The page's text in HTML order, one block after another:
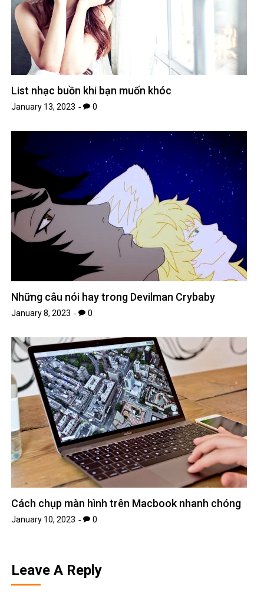
List nhạc buồn khi bạn muốn khóc
January 13, 2023 0
Những câu nói hay trong Devilman Crybaby
January 8, 2023 0
Cách chụp màn hình trên Macbook nhanh chóng
January 10, 2023 0
Leave A Reply